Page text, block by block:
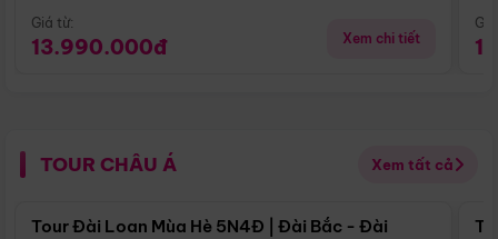
Giá từ:
13.990.000đ Xem chi tiết
TOUR CHÂU Á Xem tất cả
Điểm nổi bật
Tour Đài Loan Mùa Hè 5N4Đ | Đài Bắc - Đài